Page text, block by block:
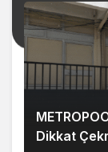
Dikkat